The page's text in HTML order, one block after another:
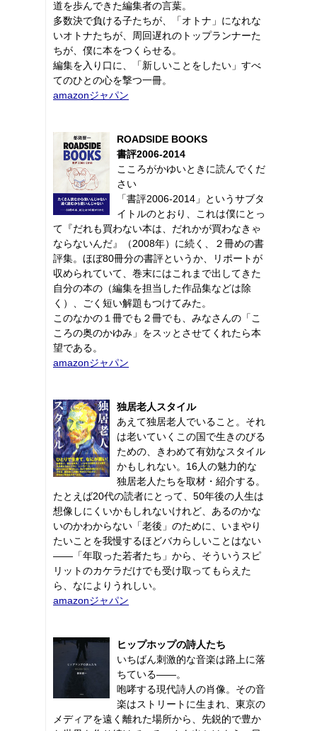
道を歩んできた編集者の言葉。
多数決で負ける子たちが、「オトナ」になれな
いオトナたちが、周回遅れのトップランナーた
ちが、僕に本をつくらせる。
編集を入り口に、「新しいことをしたい」すべ
てのひとの心を撃つ一冊。
amazonジャパン
ROADSIDE BOOKS
書評2006-2014
こころがかゆいときに読んでくだ
さい
「書評2006-2014」というサブタ
イトルのとおり、これは僕にとっ
て『だれも買わない本は、だれかが買わなきゃ
ならないんだ』（2008年）に続く、２冊めの書
評集。ほぼ80冊分の書評というか、リポートが
収められていて、巻末にはこれまで出してきた
自分の本の（編集を担当した作品集などは除
く）、ごく短い解題もつけてみた。
このなかの１冊でも２冊でも、みなさんの「こ
ころの奥のかゆみ」をスッとさせてくれたら本
望である。
amazonジャパン
独居老人スタイル
あえて独居老人でいること。それ
は老いていくこの国で生きのびる
ための、きわめて有効なスタイル
かもしれない。16人の魅力的な
独居老人たちを取材・紹介する。
たとえば20代の読者にとって、50年後の人生は
想像しにくいかもしれないけれど、あるのかな
いのかわからない「老後」のために、いまやり
たいことを我慢するほどバカらしいことはない
――「年取った若者たち」から、そういうスピ
リットのカケラだけでも受け取ってもらえた
ら、なによりうれしい。
amazonジャパン
ヒップホップの詩人たち
いちばん刺激的な音楽は路上に落
ちている――。
咆哮する現代詩人の肖像。その音
楽はストリートに生まれ、東京の
メディアを遠く離れた場所から、先鋭的で豊か